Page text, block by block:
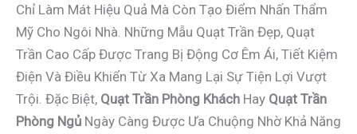
Chỉ Làm Mát Hiệu Quả Mà Còn Tạo Điểm Nhấn Thẩm
Mỹ Cho Ngôi Nhà. Những Mẫu Quạt Trần Đẹp, Quạt
Trần Cao Cấp Được Trang Bị Động Cơ Êm Ái, Tiết Kiệm
Điện Và Điều Khiển Từ Xa Mang Lại Sự Tiện Lợi Vượt
Trội. Đặc Biệt, Quạt Trần Phòng Khách Hay Quạt Trần
Phòng Ngủ Ngày Càng Được Ưa Chuộng Nhờ Khả Năng